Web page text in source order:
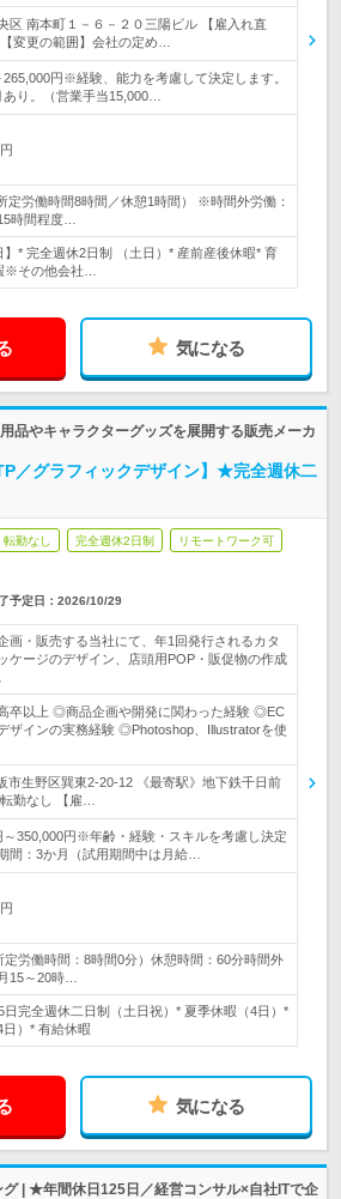
区 南本町１－６－２０三陽ビル 【雇入れ直
変更の範囲】会社の定め…
265,000円※経験、能力を考慮して決定します。
り。（営業手当15,000…
定労働時間8時間／休憩1時間） ※時間外労働：
時間程度…
】* 完全週休2日制 （土日）* 産前産後休暇* 育
※その他会社…
気になる
品やキャラクターグッズを展開する販売メーカ
／グラフィックデザイン】★完全週休二
転勤なし 完全週休2日制 リモートワーク可
予定日： 2026/10/29
画・販売する当社にて、年1回発行されるカタ
ケージのデザイン、店頭用POP・販促物の作成
卒以上 ◎商品企画や開発に関わった経験 ◎EC
ザインの実務経験 ◎Photoshop、Illustratorを使
市生野区巽東2-20-12 《最寄駅》地下鉄千日前
勤なし 【雇…
～350,000円※年齢・経験・スキルを考慮し決定
間：3か月（試用期間中は月給…
定労働時間：8時間0分）休憩時間：60分時間外
15～20時…
日完全週休二日制（土日祝）* 夏季休暇（4日）*
）* 有給休暇
気になる
| ★年間休日125日／経営コンサル×自社ITで企